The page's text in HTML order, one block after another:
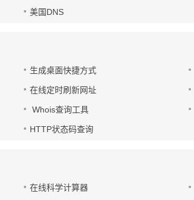
美国DNS
生成桌面快捷方式
在线定时刷新网址
Whois查询工具
HTTP状态码查询
在线科学计算器